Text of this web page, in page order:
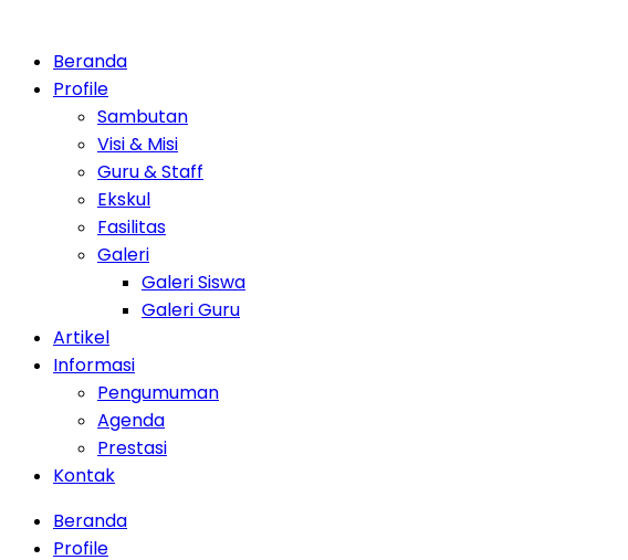
Beranda
Profile
Sambutan
Visi & Misi
Guru & Staff
Ekskul
Fasilitas
Galeri
Galeri Siswa
Galeri Guru
Artikel
Informasi
Pengumuman
Agenda
Prestasi
Kontak
Beranda
Profile